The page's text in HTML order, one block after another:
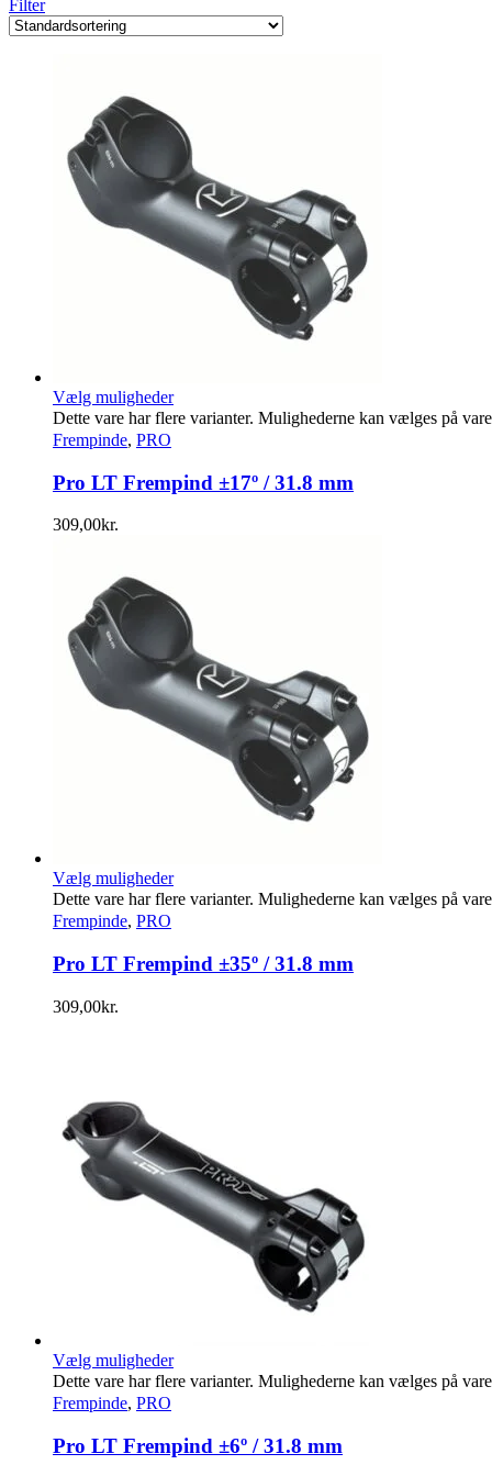
Filter
Vælg muligheder
Dette vare har flere varianter. Mulighederne kan vælges på
Frempinde, PRO
Pro LT Frempind ±17º / 31.8 mm
309,00kr.
Vælg muligheder
Dette vare har flere varianter. Mulighederne kan vælges på
Frempinde, PRO
Pro LT Frempind ±35º / 31.8 mm
309,00kr.
Vælg muligheder
Dette vare har flere varianter. Mulighederne kan vælges på
Frempinde, PRO
Pro LT Frempind ±6º / 31.8 mm